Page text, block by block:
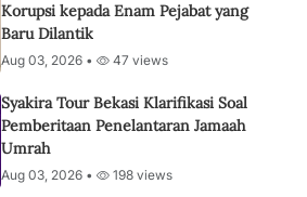
Korupsi kepada Enam Pejabat yang
Baru Dilantik
Aug 03, 2026 • 47 views
Syakira Tour Bekasi Klarifikasi Soal
Pemberitaan Penelantaran Jamaah
Umrah
Aug 03, 2026 • 198 views